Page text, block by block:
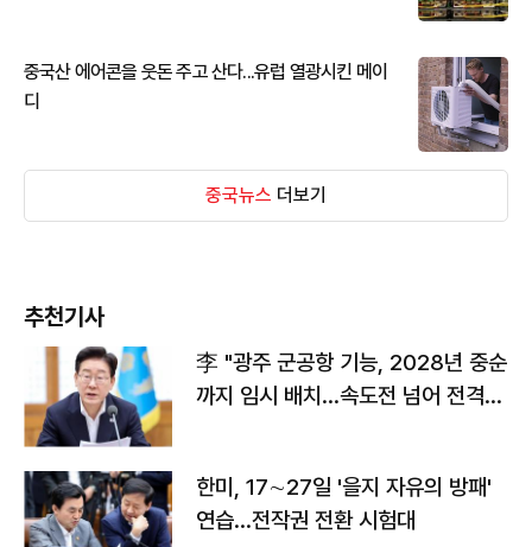
중국산 에어콘을 웃돈 주고 산다...유럽 열광시킨 메이
디
중국뉴스 더보기
추천기사
李 "광주 군공항 기능, 2028년 중순
까지 임시 배치…속도전 넘어 전격
한미, 17∼27일 '을지 자유의 방패'
연습…전작권 전환 시험대